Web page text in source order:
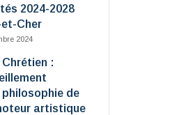
2024-2028
Cher
2024
Chrétien :
philosophie de
artistique